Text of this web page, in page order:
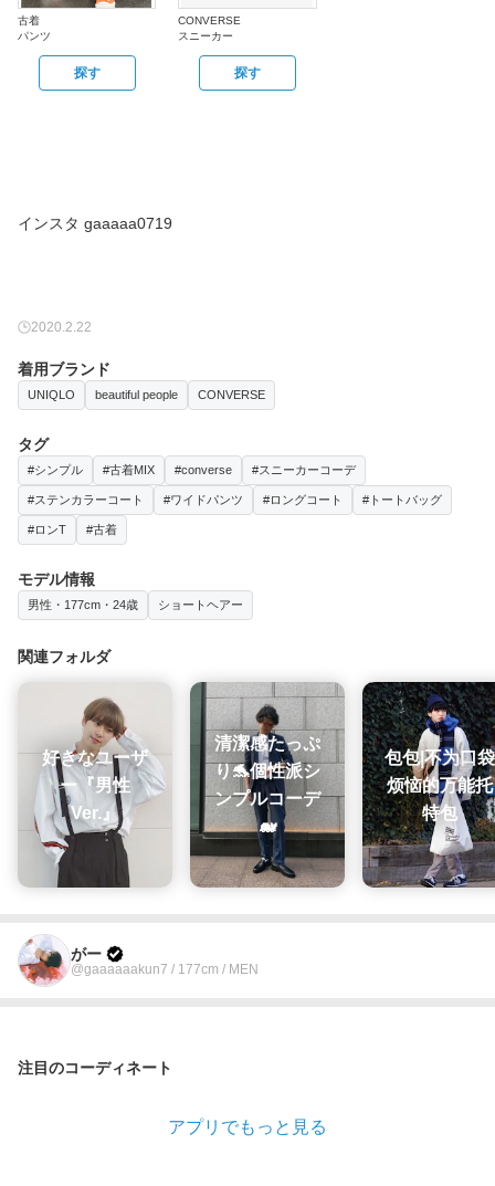
古着
パンツ
探す
CONVERSE
スニーカー
探す
インスタ gaaaaa0719
2020.2.22
着用ブランド
UNIQLO beautiful people CONVERSE
タグ
#シンプル #古着MIX #converse #スニーカーコーデ
#ステンカラーコート #ワイドパンツ #ロングコート #トートバッグ
#ロンT #古着
モデル情報
男性・177cm・24歳 ショートヘアー
関連フォルダ
好きなユーザ
ー『男性
Ver.』
清潔感たっぷ
り🐬個性派シ
ンプルコーデ
🐋
包包|不为口袋
烦恼的万能托
特包
がー
@gaaaaaakun7 / 177cm / MEN
注目のコーディネート
アプリでもっと見る